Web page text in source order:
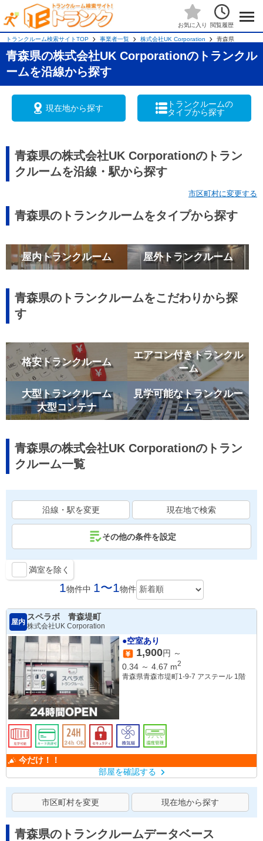
お気に入り 閲覧履歴
トランクルーム検索サイトTOP 事業者一覧 株式会社UK Corporation 青森県
青森県の株式会社UK Corporationのトランクル
ームを沿線から探す
現在地から探す
トランクルームの
タイプから探す
青森県の株式会社UK Corporationのトラン
クルームを沿線・駅から探す
市区町村に変更する
青森県のトランクルームをタイプから探す
屋内トランクルーム 屋外トランクルーム
青森県のトランクルームをこだわりから探
す
格安トランクルーム
エアコン付きトランクル
ーム
大型トランクルーム
大型コンテナ
見学可能なトランクルー
ム
青森県の株式会社UK Corporationのトラン
クルーム一覧
沿線・駅を変更 現在地で検索
その他の条件を設定
満室を除く
1物件中 1〜1物件
屋内
スペラボ 青森堤町
株式会社UK Corporation
●空室あり
1,900円 ～
0.34 ～ 4.67 m2
青森県青森市堤町1-9-7 アステール 1階
今だけ！！
部屋を確認する
市区町村を変更 現在地から探す
青森県のトランクルームデータベース